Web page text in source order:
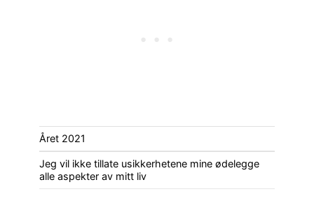
Året 2021
Jeg vil ikke tillate usikkerhetene mine ødelegge
alle aspekter av mitt liv